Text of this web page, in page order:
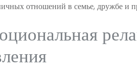
отношений в семье, дружбе и